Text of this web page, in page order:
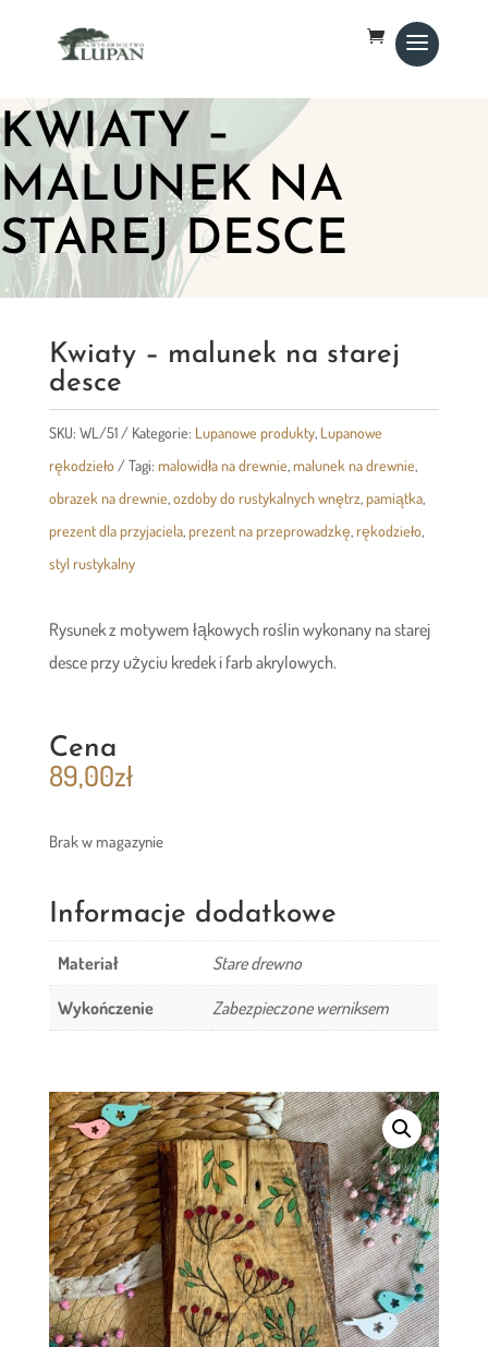
KWIATY –
MALUNEK NA
STAREJ DESCE
Kwiaty – malunek na starej
desce
SKU: WL/51 Kategorie: Lupanowe produkty, Lupanowe
rękodzieło
Tagi: malowidła na drewnie,malunek na drewnie,
obrazek na drewnie,ozdoby do rustykalnych wnętrz,pamiątka,
prezent dla przyjaciela,prezent na przeprowadzkę,rękodzieło,
styl rustykalny
Rysunek z motywem łąkowych roślin wykonany na starej
desce przy użyciu kredek i farb akrylowych.
Cena
89,00zł
Brak w magazynie
Informacje dodatkowe
Materiał Stare drewno
Wykończenie Zabezpieczone werniksem